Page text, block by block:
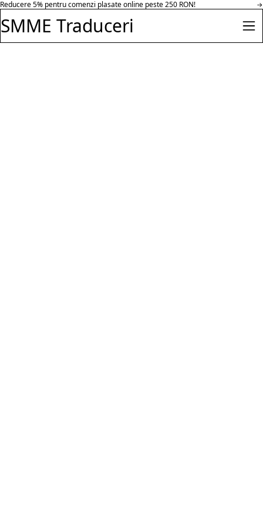
Salt la conținut
Reducere 30% pentru comenzi peste 500 RON in parteneriat cu Hazeloft
→
SMME Traduceri